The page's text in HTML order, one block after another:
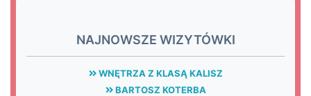
NAJNOWSZE WIZYTÓWKI
WNĘTRZA Z KLASĄ KALISZ
BARTOSZ KOTERBA